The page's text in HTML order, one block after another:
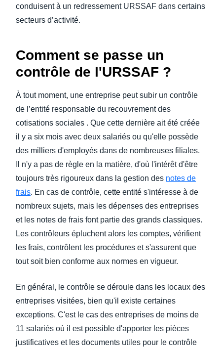
conduisent à un redressement URSSAF dans certains
secteurs d’activité.
Comment se passe un
contrôle de l'URSSAF ?
À tout moment, une entreprise peut subir un contrôle
de l’entité responsable du recouvrement des
cotisations sociales . Que cette dernière ait été créée
il y a six mois avec deux salariés ou qu'elle possède
des milliers d'employés dans de nombreuses filiales.
Il n'y a pas de règle en la matière, d'où l'intérêt d'être
toujours très rigoureux dans la gestion des notes de
frais. En cas de contrôle, cette entité s'intéresse à de
nombreux sujets, mais les dépenses des entreprises
et les notes de frais font partie des grands classiques.
Les contrôleurs épluchent alors les comptes, vérifient
les frais, contrôlent les procédures et s'assurent que
tout soit bien conforme aux normes en vigueur.
En général, le contrôle se déroule dans les locaux des
entreprises visitées, bien qu'il existe certaines
exceptions. C'est le cas des entreprises de moins de
11 salariés où il est possible d'apporter les pièces
justificatives et les documents utiles pour le contrôle